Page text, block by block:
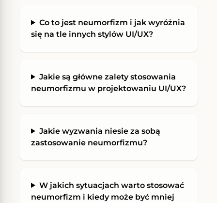
prywatności.
Co to jest neumorfizm i jak wyróżnia
się na tle innych stylów UI/UX?
Jakie są główne zalety stosowania
neumorfizmu w projektowaniu UI/UX?
Jakie wyzwania niesie za sobą
zastosowanie neumorfizmu?
W jakich sytuacjach warto stosować
neumorfizm i kiedy może być mniej